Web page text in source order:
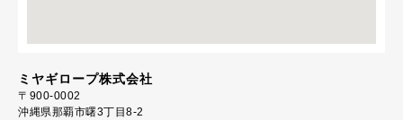
ミヤギロープ株式会社
〒900-0002
沖縄県那覇市曙3丁目8-2